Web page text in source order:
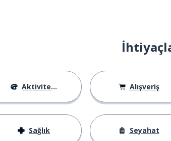
Aktiviteler Alışveriş
Sağlık Seyahat